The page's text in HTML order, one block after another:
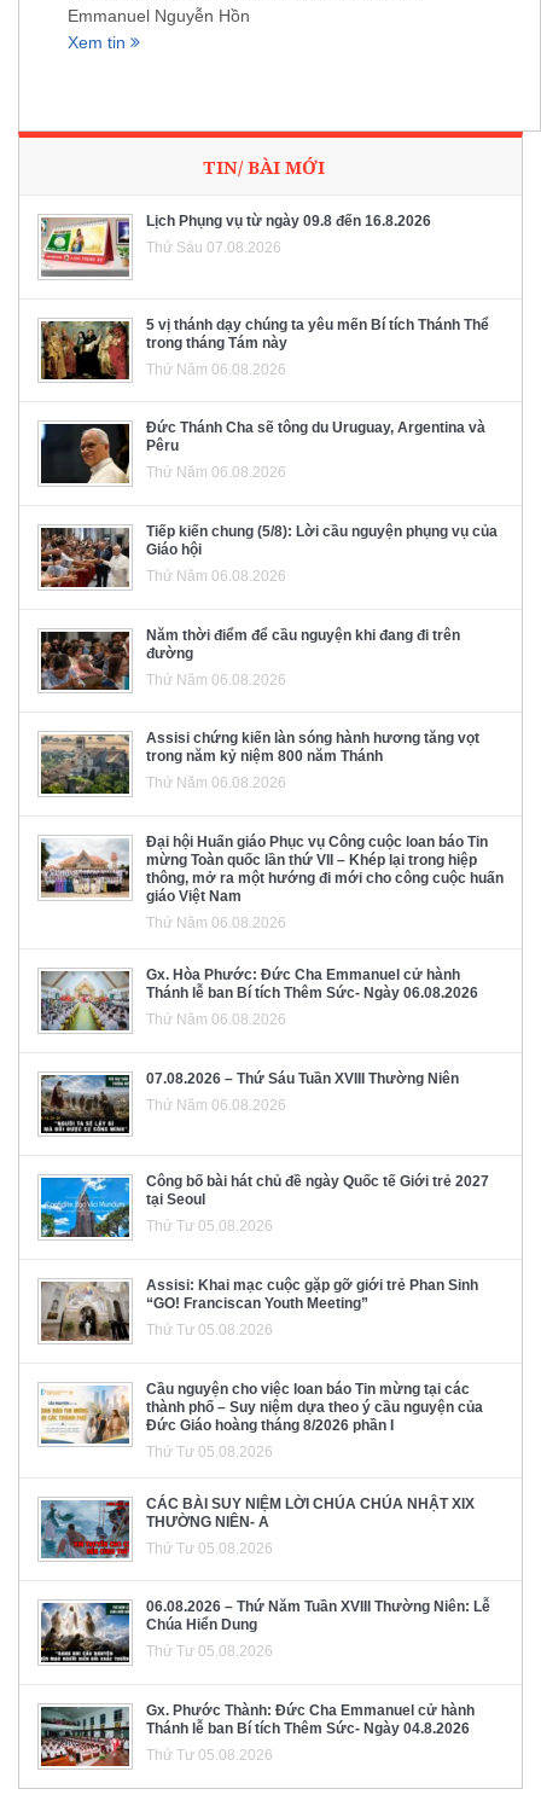
Emmanuel Nguyễn Hồn
Xem tin
TIN/ BÀI MỚI
Lịch Phụng vụ từ ngày 09.8 đến 16.8.2026
Thứ Sáu 07.08.2026
5 vị thánh dạy chúng ta yêu mến Bí tích Thánh Thể
trong tháng Tám này
Thứ Năm 06.08.2026
Đức Thánh Cha sẽ tông du Uruguay, Argentina và
Pêru
Thứ Năm 06.08.2026
Tiếp kiến chung (5/8): Lời cầu nguyện phụng vụ của
Giáo hội
Thứ Năm 06.08.2026
Năm thời điểm để cầu nguyện khi đang đi trên
đường
Thứ Năm 06.08.2026
Assisi chứng kiến làn sóng hành hương tăng vọt
trong năm kỷ niệm 800 năm Thánh
Thứ Năm 06.08.2026
Đại hội Huấn giáo Phục vụ Công cuộc loan báo Tin
mừng Toàn quốc lần thứ VII – Khép lại trong hiệp
thông, mở ra một hướng đi mới cho công cuộc huấn
giáo Việt Nam
Thứ Năm 06.08.2026
Gx. Hòa Phước: Đức Cha Emmanuel cử hành
Thánh lễ ban Bí tích Thêm Sức- Ngày 06.08.2026
Thứ Năm 06.08.2026
07.08.2026 – Thứ Sáu Tuần XVIII Thường Niên
Thứ Năm 06.08.2026
Công bố bài hát chủ đề ngày Quốc tế Giới trẻ 2027
tại Seoul
Thứ Tư 05.08.2026
Assisi: Khai mạc cuộc gặp gỡ giới trẻ Phan Sinh
“GO! Franciscan Youth Meeting”
Thứ Tư 05.08.2026
Cầu nguyện cho việc loan báo Tin mừng tại các
thành phố – Suy niệm dựa theo ý cầu nguyện của
Đức Giáo hoàng tháng 8/2026 phần I
Thứ Tư 05.08.2026
CÁC BÀI SUY NIỆM LỜI CHÚA CHÚA NHẬT XIX
THƯỜNG NIÊN- A
Thứ Tư 05.08.2026
06.08.2026 – Thứ Năm Tuần XVIII Thường Niên: Lễ
Chúa Hiển Dung
Thứ Tư 05.08.2026
Gx. Phước Thành: Đức Cha Emmanuel cử hành
Thánh lễ ban Bí tích Thêm Sức- Ngày 04.8.2026
Thứ Tư 05.08.2026